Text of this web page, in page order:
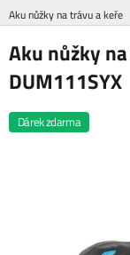
Aku nůžky na trávu a keře
Aku nůžky
DUM111SYX
Dárek zdarma